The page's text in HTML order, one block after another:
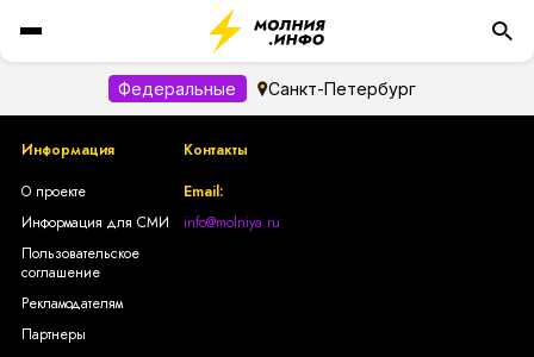
Федеральные Санкт-Петербург
Информация
Контакты
О проекте
Информация для СМИ
Пользовательское
соглашение
Рекламодателям
Партнеры
Email:
info@molniya.ru